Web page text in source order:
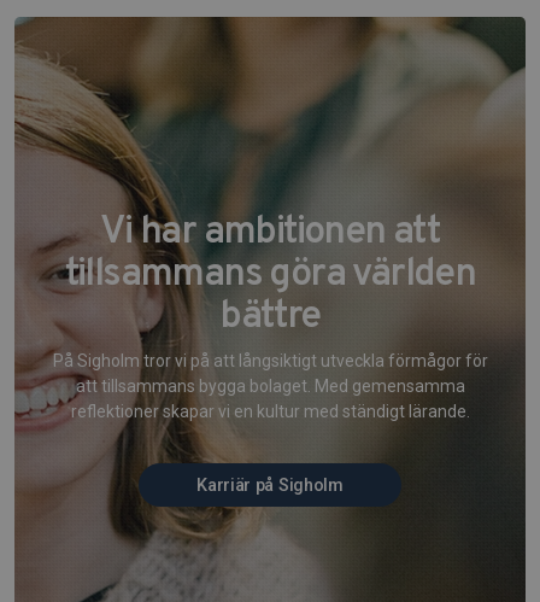
Vi har ambitionen att
tillsammans göra världen
bättre
På Sigholm tror vi på att långsiktigt utveckla förmågor för
att tillsammans bygga bolaget. Med gemensamma
reflektioner skapar vi en kultur med ständigt lärande.
Karriär på Sigholm